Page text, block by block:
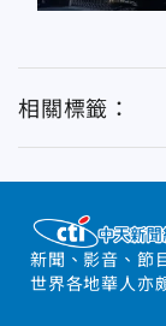
相關標籤：
新聞、影音、節
世界各地華人亦